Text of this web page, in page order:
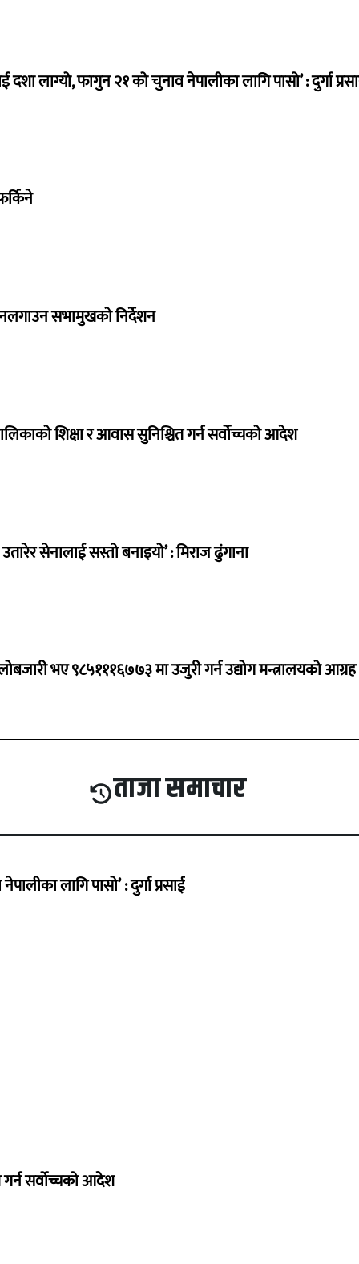
दशा लाग्यो, फागुन २१ को चुनाव नेपालीका लागि पासो’ : दुर्गा
सभामुखको निर्देशन
शिक्षा र आवास सुनिश्चित गर्न सर्वोच्चको आदेश
उतारेर सेनालाई सस्तो बनाइयो’ : मिराज ढुंगाना
भए ९८५१११६७७३ मा उजुरी गर्न उद्योग मन्त्रालयको आग्रह
ताजा समाचार
लागि पासो’ : दुर्गा प्रसाई
गर्न सर्वोच्चको आदेश